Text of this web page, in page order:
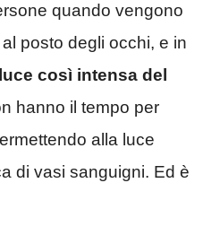
quando vengono
al posto degli occhi, e in
così intensa del
hanno il tempo per
alla luce
di vasi sanguigni. Ed è